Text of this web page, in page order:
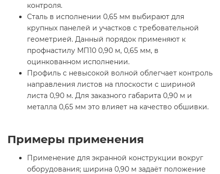
контроля.
Сталь в исполнении 0,65 мм выбирают для
крупных панелей и участков с требовательной
геометрией. Данный порядок применяют к
профнастилу МП10 0,90 м, 0,65 мм, в
оцинкованном исполнении.
Профиль с невысокой волной облегчает контроль
направления листов на плоскости с шириной
листа 0,90 м. Для заказного габарита 0,90 м и
металла 0,65 мм это влияет на качество обшивки.
Примеры применения
Применение для экранной конструкции вокруг
оборудования; ширина 0,90 м задаёт положение